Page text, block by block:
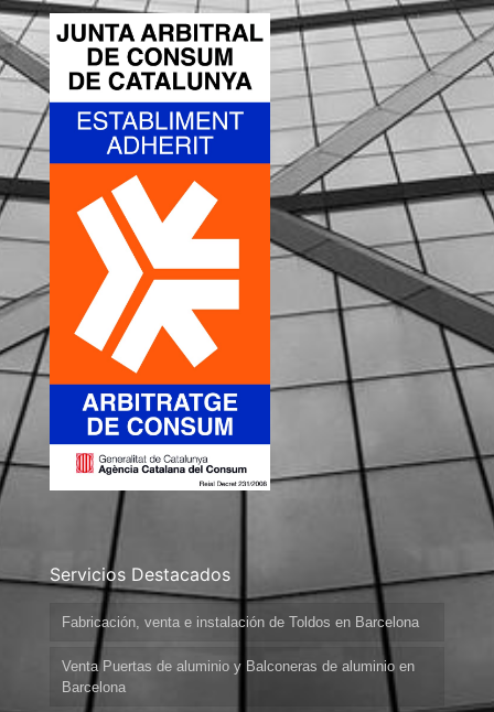
Servicios Destacados
Fabricación, venta e instalación de Toldos en Barcelona
Venta Puertas de aluminio y Balconeras de aluminio en
Barcelona